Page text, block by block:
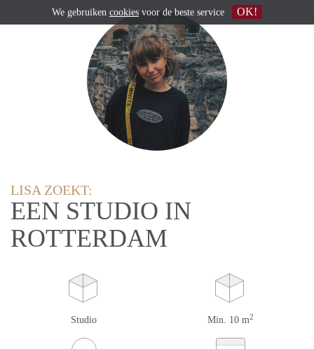
LISA ZOEKT:
EEN STUDIO IN
ROTTERDAM
Studio Min. 10 m2
We gebruiken cookies voor de beste service OK!